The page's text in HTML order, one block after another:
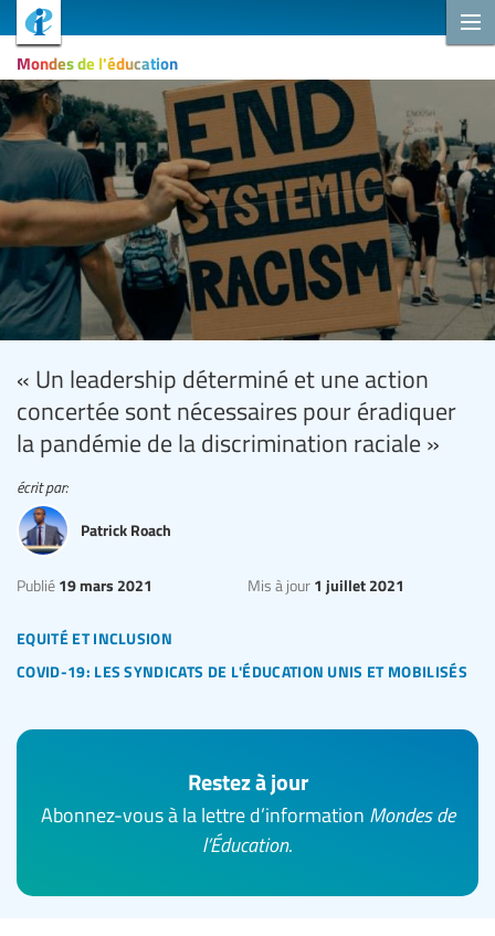
Mondes de l'éducation
« Un leadership déterminé et une action
concertée sont nécessaires pour éradiquer
la pandémie de la discrimination raciale »
equité et inclusion
covid-19: les syndicats de l'éducation unis et mobilisés
Publié 19 mars 2021 Mis à jour 1 juillet 2021
écrit par:
Patrick Roach
Restez à jour
Abonnez-vous à la lettre d’information Mondes de
l’Éducation.